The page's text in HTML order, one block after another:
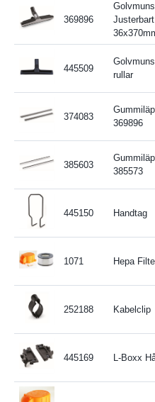
369896
Justerbart
445509
rullar
374083
369896
385603
385573
445150 Handtag
1071 Hepa
252188 Kabelclip
445169 L-Boxx